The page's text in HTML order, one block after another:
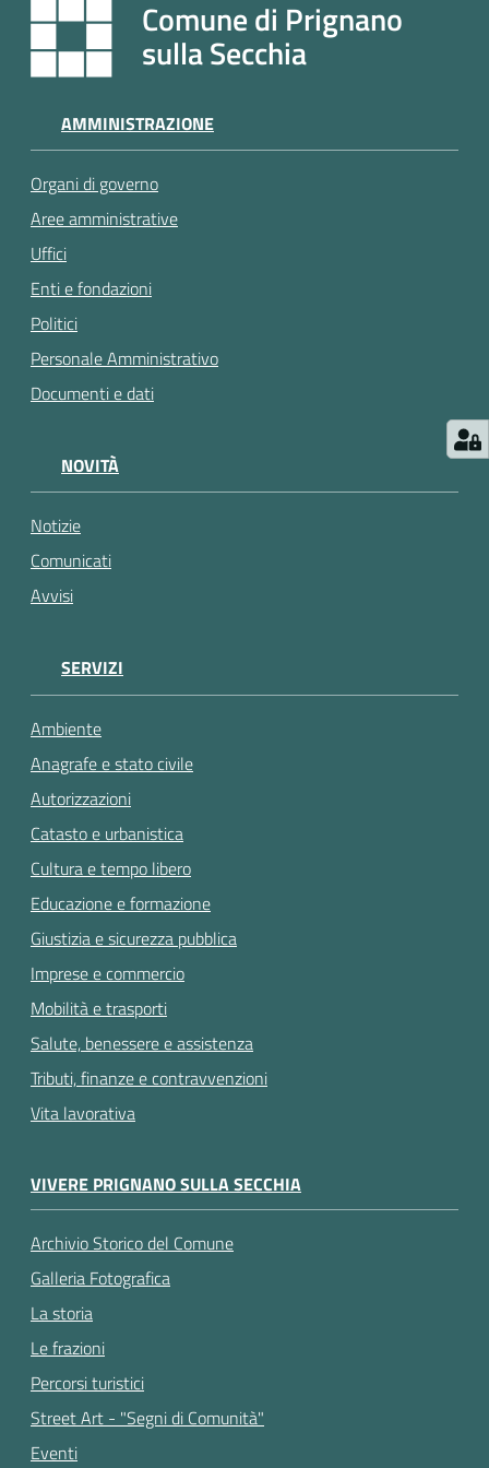
p
p
a
m
e
n
t
o
Street
gli
argomenti...
Comune di Prignano
sulla Secchia
AMMINISTRAZIONE
Organi di governo
Aree amministrative
Uffici
Enti e fondazioni
Politici
Personale Amministrativo
Documenti e dati
NOVITÀ
Notizie
Comunicati
Avvisi
SERVIZI
Ambiente
Anagrafe e stato civile
Autorizzazioni
Catasto e urbanistica
Cultura e tempo libero
Educazione e formazione
Giustizia e sicurezza pubblica
Imprese e commercio
Mobilità e trasporti
Salute, benessere e assistenza
Tributi, finanze e contravvenzioni
Vita lavorativa
VIVERE PRIGNANO SULLA SECCHIA
Archivio Storico del Comune
Galleria Fotografica
La storia
Le frazioni
Percorsi turistici
Street Art - "Segni di Comunità"
Eventi